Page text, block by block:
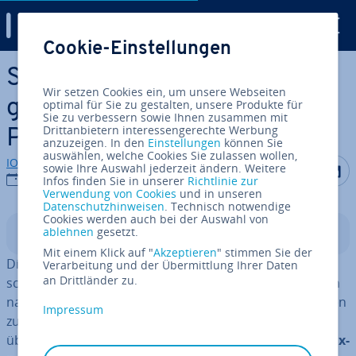
Zum Haupt­in­halt springen
Squid – der platt­form­über­
grei­fen­de Open-Source-
Proxy
IONOS Redaktion
25.09.2020
Auf Auf
In­halts­ver­zeich­nis
Die Per­for­mance zählt längst zu den wich­tigs­ten Ei­gen­
schaf­ten einer guten Website. Lange
führen
nach­weis­lich dazu, dass Besucher Ihrer Seite den Rücken
zukehren, ohne sich zuvor von der Qualität der Inhalte
überzeugt zu haben. Als Kom­po­nen­te moderner
User-Ex­
Cookie-Einstellungen
Wir setzen Cookies ein, um unsere Webseiten
optimal für Sie zu gestalten, unsere Produkte für
Sie zu verbessern sowie Ihnen zusammen mit
Drittanbietern interessengerechte Werbung
anzuzeigen. In den Einstellungen können Sie
auswählen, welche Cookies Sie zulassen wollen,
sowie Ihre Auswahl jederzeit ändern. Weitere
Infos finden Sie in unserer Richtlinie zur
Verwendung von Cookies und in unseren
Datenschutzhinweisen. Technisch notwendige
Cookies werden auch bei der Auswahl von
ablehnen gesetzt.
Mit einem Klick auf "Akzeptieren" stimmen Sie der
Verarbeitung und der Übermittlung Ihrer Daten
an Drittländer zu.
Impressum